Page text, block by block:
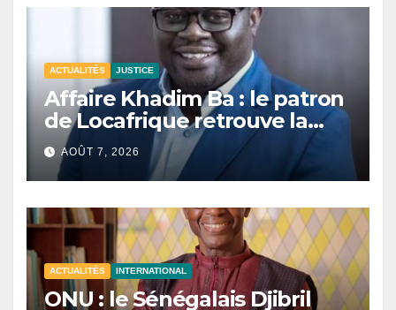
ACTUALITÉS JUSTICE
Affaire Khadim Ba : le patron
de Locafrique retrouve la
liberté.
AOÛT 7, 2026
ACTUALITÉS INTERNATIONAL
ONU : le Sénégalais Djibril